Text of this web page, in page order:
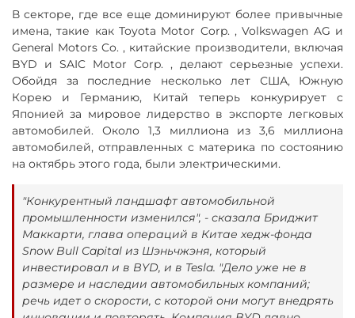
В секторе, где все еще доминируют более привычные
имена, такие как Toyota Motor Corp. , Volkswagen AG и
General Motors Co. , китайские производители, включая
BYD и SAIC Motor Corp. , делают серьезные успехи.
Обойдя за последние несколько лет США, Южную
Корею и Германию, Китай теперь конкурирует с
Японией за мировое лидерство в экспорте легковых
автомобилей. Около 1,3 миллиона из 3,6 миллиона
автомобилей, отправленных с материка по состоянию
на октябрь этого года, были электрическими.
"Конкурентный ландшафт автомобильной
промышленности изменился", - сказала Бриджит
Маккарти, глава операций в Китае хедж-фонда
Snow Bull Capital из Шэньчжэня, который
инвестировал и в BYD, и в Tesla. "Дело уже не в
размере и наследии автомобильных компаний;
речь идет о скорости, с которой они могут внедрять